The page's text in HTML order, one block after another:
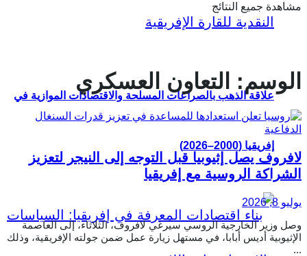
علاقة الذهب بالصراعات المسلحة والاقتصادات الموازية في
إفريقيا (2000–2026)
مشاهدة جميع النتائج
الوسم: التعاون العسكري
لافروف يصل إثيوبيا قبل التوجه إلى النيجر لتعزيز
الشراكة الروسية مع إفريقيا
يوليو 8, 2026
وصل وزير الخارجية الروسي سيرغي لافروف، الثلاثاء، إلى العاصمة
الإثيوبية أديس أبابا، في مستهل زيارة عمل ضمن جولته الإفريقية، وذلك
...